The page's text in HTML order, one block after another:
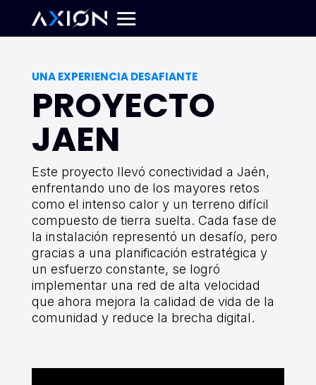
UNA EXPERIENCIA DESAFIANTE
PROYECTO
JAEN
Este proyecto llevó conectividad a Jaén,
enfrentando uno de los mayores retos
como el intenso calor y un terreno difícil
compuesto de tierra suelta. Cada fase de
la instalación representó un desafío, pero
gracias a una planificación estratégica y
un esfuerzo constante, se logró
implementar una red de alta velocidad
que ahora mejora la calidad de vida de la
comunidad y reduce la brecha digital.